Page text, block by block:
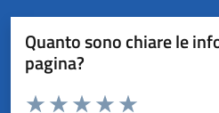
Quanto sono chiare le
pagina?
Valuta da 1 a 5 stelle la pagina